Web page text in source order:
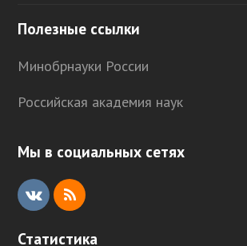
Полезные ссылки
Минобрнауки России
Российская академия наук
Мы в социальных сетях
V
R
Статистика